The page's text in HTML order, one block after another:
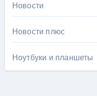
Новости
Новости плюс
Ноутбуки и планшеты